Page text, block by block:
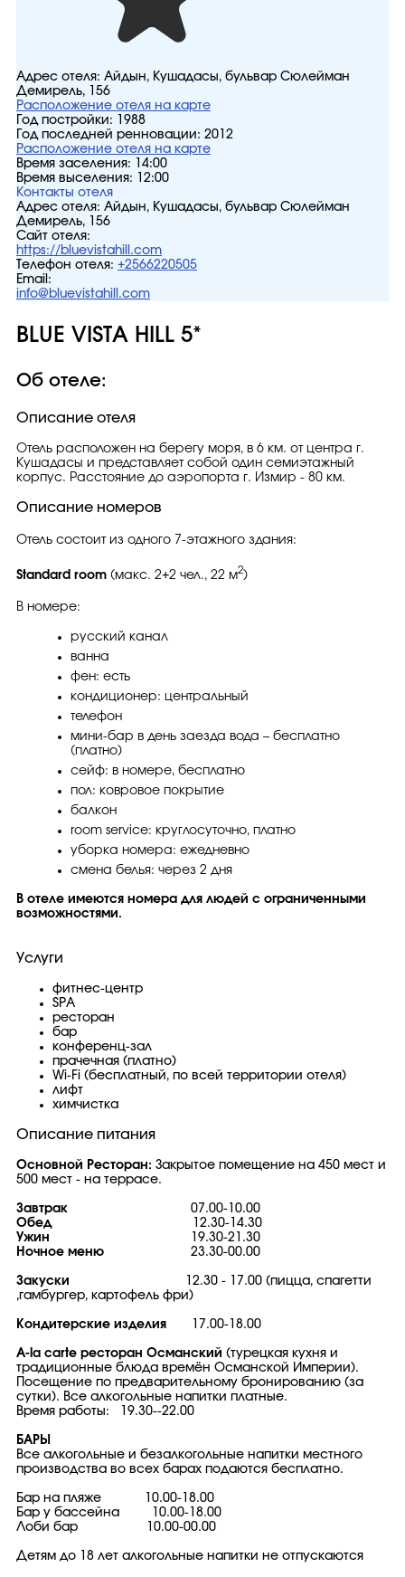
Адрес отеля: Айдын, Кушадасы, бульвар Сюлейман
Демирель, 156
Расположение отеля на карте
Год постройки:
1988
Год последней ренновации: 2012
Расположение отеля на карте
Время заселения:
14:00
Время выселения:
12:00
Контакты отеля
Адрес отеля: Айдын, Кушадасы, бульвар Сюлейман
Демирель, 156
Сайт отеля:
https://bluevistahill.com
Телефон отеля: +2566220505
Email:
info@bluevistahill.com
BLUE VISTA HILL 5*
Об отеле:
Описание отеля
Отель расположен на берегу моря, в 6 км. от центра г.
Кушадасы и представляет собой один семиэтажный
корпус. Расстояние до аэропорта г. Измир - 80 км.
Описание номеров
Отель состоит из одного 7-этажного здания:
Standard room (макс. 2+2 чел., 22 м2)
В номере:
русский канал
ванна
фен: есть
кондиционер: центральный
телефон
мини-бар в день заезда вода – бесплатно
(платно)
сейф: в номере, бесплатно
пол: ковровое покрытие
балкон
room service: круглосуточно, платно
уборка номера: ежедневно
смена белья: через 2 дня
В отеле имеются номера для людей с ограниченными
возможностями.
Услуги
фитнес-центр
SPA
ресторан
бар
конференц-зал
прачечная (платно)
Wi-Fi (бесплатный, по всей территории отеля)
лифт
химчистка
Описание питания
Основной Ресторан: Закрытое помещение на 450 мест и
500 мест - на террасе.
Завтрак 07.00-10.00
Обед
12.30-14.30
Ужин
19.30-21.30
Ночное меню 23.30-00.00
Закуски 12.30 - 17.00 (пицца, спагетти
,гамбургер, картофель фри)
Кондитерские изделия 17.00-18.00
A-la сarte ресторан Османский (турецкая кухня и
традиционные блюда времён Османской Империи).
Посещение по предварительному бронированию (за
сутки). Все алкогольные напитки платные.
Время работы: 19.30--22.00
БАРЫ
Все алкогольные и безалкогольные напитки местного
производства во всех барах подаются бесплатно.
Бар на пляже 10.00-18.00
Бар у бассейна 10.00-18.00
Лоби бар 10.00-00.00
Детям до 18 лет алкогольные напитки не отпускаются